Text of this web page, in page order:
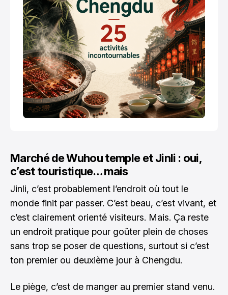
Marché de Wuhou temple et Jinli : oui,
c’est touristique… mais
Jinli, c’est probablement l’endroit où tout le
monde finit par passer. C’est beau, c’est vivant, et
c’est clairement orienté visiteurs. Mais. Ça reste
un endroit pratique pour goûter plein de choses
sans trop se poser de questions, surtout si c’est
ton premier ou deuxième jour à Chengdu.
Le piège, c’est de manger au premier stand venu.